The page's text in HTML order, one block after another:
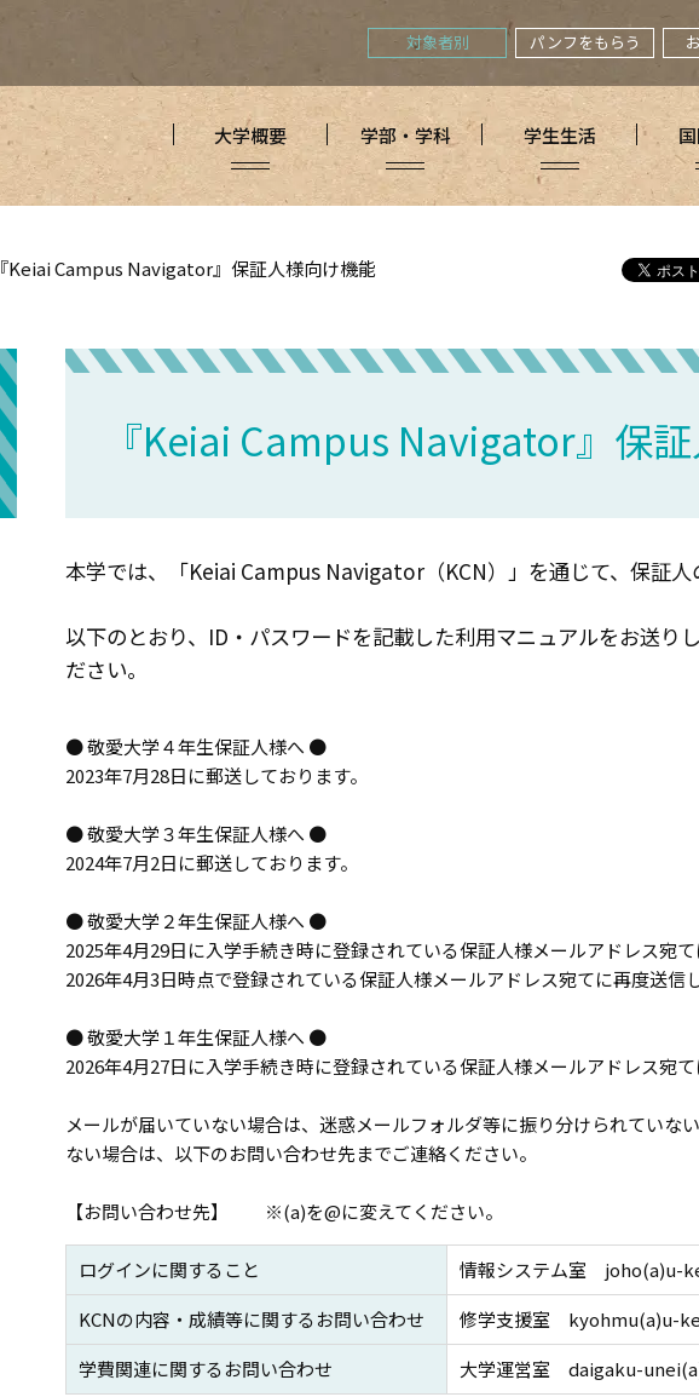
対象者別 パンフをもらう
大学概要 学部・学科 学生生活
『Keiai Campus Navigator』保証人様向け機能
『Keiai Campus Navigator』保
本学では、「Keiai Campus Navigator（KCN）」を通じて、保証
以下のとおり、ID・パスワードを記載した利用マニュアルをお送り
ださい。
● 敬愛大学４年生保証人様へ ●
2023年7月28日に郵送しております。
● 敬愛大学３年生保証人様へ ●
2024年7月2日に郵送しております。
● 敬愛大学２年生保証人様へ ●
2025年4月29日に入学手続き時に登録されている保証人様メールアドレス宛
2026年4月3日時点で登録されている保証人様メールアドレス宛てに再度送信
● 敬愛大学１年生保証人様へ ●
2026年4月27日に入学手続き時に登録されている保証人様メールアドレス宛
メールが届いていない場合は、迷惑メールフォルダ等に振り分けられていな
ない場合は、以下のお問い合わせ先までご連絡ください。
【お問い合わせ先】 ※(a)を@に変えてください。
ログインに関すること
情報システム室 joho(a)u-
KCNの内容・成績等に関するお問い合わせ
修学支援室 kyohmu(a)u-
学費関連に関するお問い合わせ
大学運営室 daigaku-